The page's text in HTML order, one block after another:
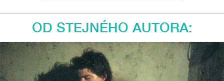
OD STEJNÉHO AUTORA: